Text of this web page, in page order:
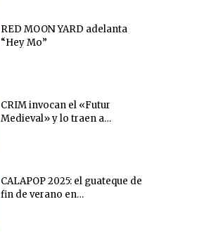
RED MOON YARD adelanta
“Hey Mo”
CRIM invocan el «Futur
Medieval» y lo traen a…
CALAPOP 2025: el guateque de
fin de verano en…